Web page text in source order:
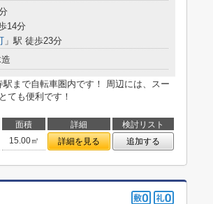
14分
」駅 徒歩23分
まで自転車圏内です！ 周辺には、スー
ても便利です！
面積 詳細
検討リスト
15.00㎡ 詳細を見る 追加する